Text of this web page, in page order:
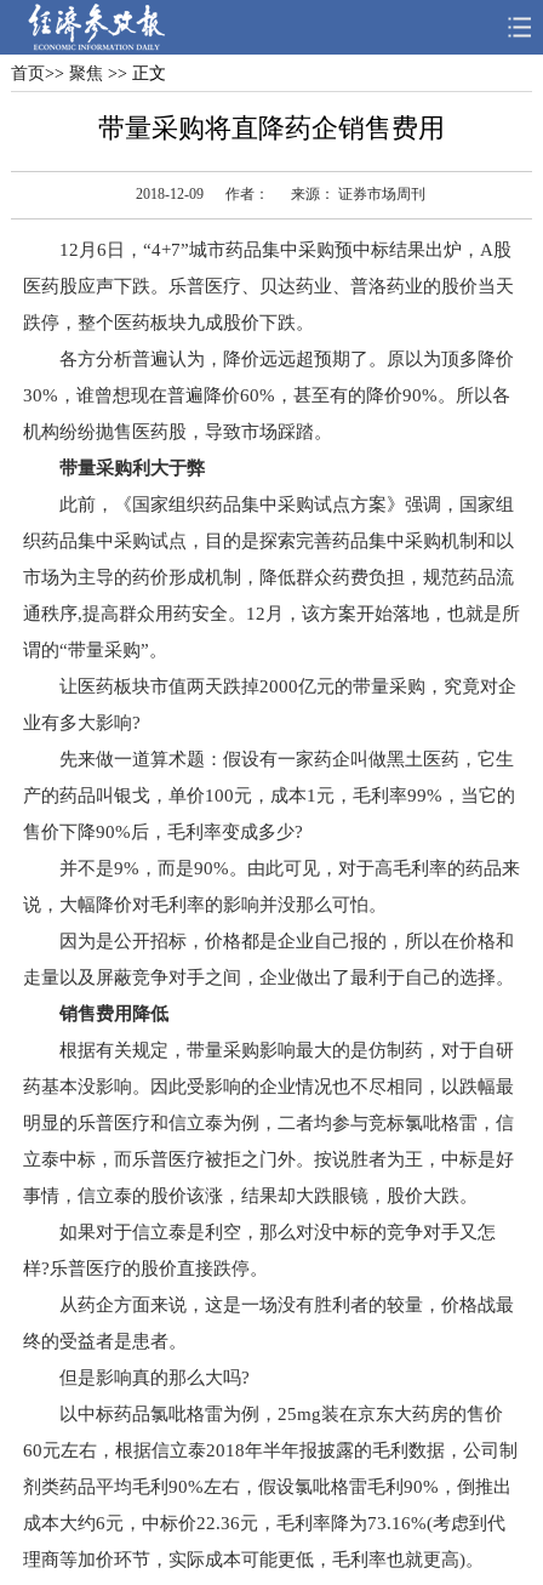
首页 深度 思想
首页>>聚焦 >> 正文
带量采购将直降药企销售费用
2018-12-09 作者： 来源： 证券市场周刊
12月6日，“4+7”城市药品集中采购预中标结果出炉，A股
医药股应声下跌。乐普医疗、贝达药业、普洛药业的股价当天
跌停，整个医药板块九成股价下跌。
各方分析普遍认为，降价远远超预期了。原以为顶多降价
30%，谁曾想现在普遍降价60%，甚至有的降价90%。所以各
机构纷纷抛售医药股，导致市场踩踏。
带量采购利大于弊
此前，《国家组织药品集中采购试点方案》强调，国家组
织药品集中采购试点，目的是探索完善药品集中采购机制和以
市场为主导的药价形成机制，降低群众药费负担，规范药品流
通秩序,提高群众用药安全。12月，该方案开始落地，也就是所
谓的“带量采购”。
让医药板块市值两天跌掉2000亿元的带量采购，究竟对企
业有多大影响?
先来做一道算术题：假设有一家药企叫做黑土医药，它生
产的药品叫银戈，单价100元，成本1元，毛利率99%，当它的
售价下降90%后，毛利率变成多少?
并不是9%，而是90%。由此可见，对于高毛利率的药品来
说，大幅降价对毛利率的影响并没那么可怕。
因为是公开招标，价格都是企业自己报的，所以在价格和
走量以及屏蔽竞争对手之间，企业做出了最利于自己的选择。
销售费用降低
根据有关规定，带量采购影响最大的是仿制药，对于自研
药基本没影响。因此受影响的企业情况也不尽相同，以跌幅最
明显的乐普医疗和信立泰为例，二者均参与竞标氯吡格雷，信
立泰中标，而乐普医疗被拒之门外。按说胜者为王，中标是好
事情，信立泰的股价该涨，结果却大跌眼镜，股价大跌。
如果对于信立泰是利空，那么对没中标的竞争对手又怎
样?乐普医疗的股价直接跌停。
从药企方面来说，这是一场没有胜利者的较量，价格战最
终的受益者是患者。
但是影响真的那么大吗?
以中标药品氯吡格雷为例，25mg装在京东大药房的售价
60元左右，根据信立泰2018年半年报披露的毛利数据，公司制
剂类药品平均毛利90%左右，假设氯吡格雷毛利90%，倒推出
成本大约6元，中标价22.36元，毛利率降为73.16%(考虑到代
理商等加价环节，实际成本可能更低，毛利率也就更高)。